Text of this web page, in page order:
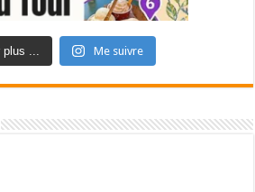
... Me suivre